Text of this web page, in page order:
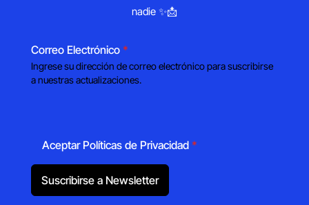
nadie ✨📩
Correo Electrónico *
Ingrese su dirección de correo electrónico para suscribirse
a nuestras actualizaciones.
Aceptar Políticas de Privacidad *
Suscribirse a Newsletter